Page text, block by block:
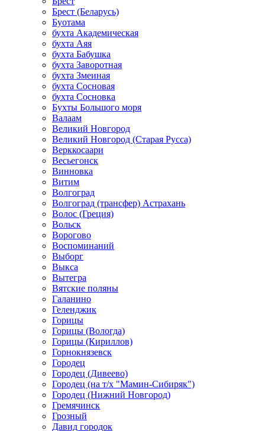
Брест (Беларусь)
Буотама
бухта Академическая
бухта Аяя
бухта Бабушка
бухта Заворотная
бухта Змеиная
бухта Сосновая
бухта Сосновка
Бухты Большого моря
Валаам
Великий Новгород
Великий Новгород (Старая Русса)
Верккосаари
Весьегонск
Винновка
Витим
Волгоград
Волгоград (трансфер) Астрахань
Волос (Греция)
Вольск
Ворогово
Воспоминаний
Выборг
Выкса
Вытегра
Вятские поляны
Галанино
Геленджик
Горицы
Горицы (Вологда)
Горицы (Кириллов)
Горнокнязевск
Городец
Городец (Дивеево)
Городец (на т/х "Мамин-Сибиряк")
Городец (Нижний Новгород)
Гремячинск
Грозный
Давид городок